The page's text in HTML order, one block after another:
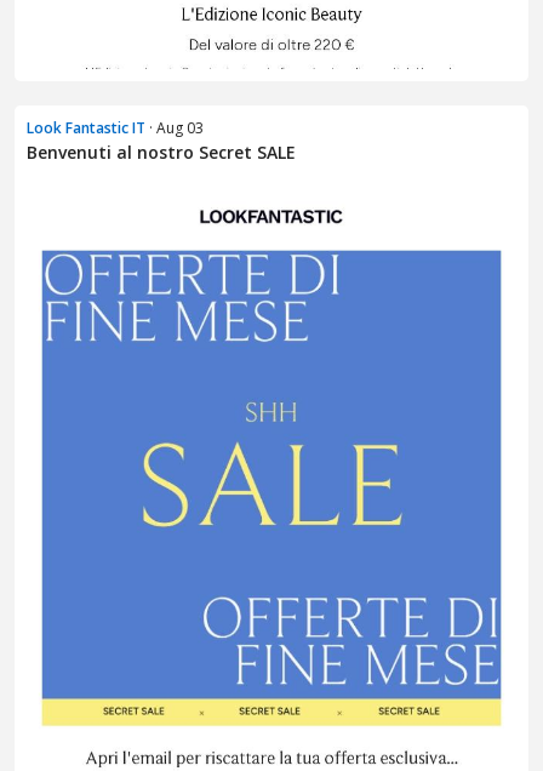
Look Fantastic IT · Aug 03
Benvenuti al nostro Secret SALE